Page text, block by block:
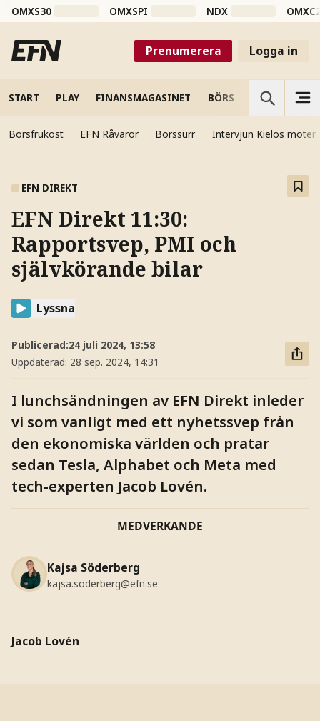
OMXS30 OMXSPI NDX
Prenumerera Logga in
START PLAY FINANSMAGASINET BÖRS VETENSKAP
Börsfrukost EFN Råvaror Börssurr Intervjun Kielos möter
EFN DIREKT
EFN Direkt 11:30:
Rapportsvep, PMI och
självkörande bilar
Lyssna
Publicerad:24 juli 2024, 13:58
Uppdaterad: 28 sep. 2024, 14:31
I lunchsändningen av EFN Direkt inleder
vi som vanligt med ett nyhetssvep från
den ekonomiska världen och pratar
sedan Tesla, Alphabet och Meta med
tech-experten Jacob Lovén.
MEDVERKANDE
Kajsa Söderberg
kajsa.soderberg@efn.se
Jacob Lovén